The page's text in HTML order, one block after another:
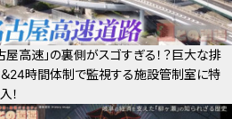
屋高速」の裏側がスゴすぎる！？巨大な排
24時間体制で監視する施設管制室に特
！